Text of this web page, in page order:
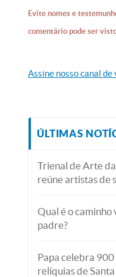
Evite nomes e
comentário pode ser
Assine nosso canal de
ÚLTIMAS
Trienal de Arte
reúne artistas de
Qual é o
padre?
Papa celebra
relíquias de